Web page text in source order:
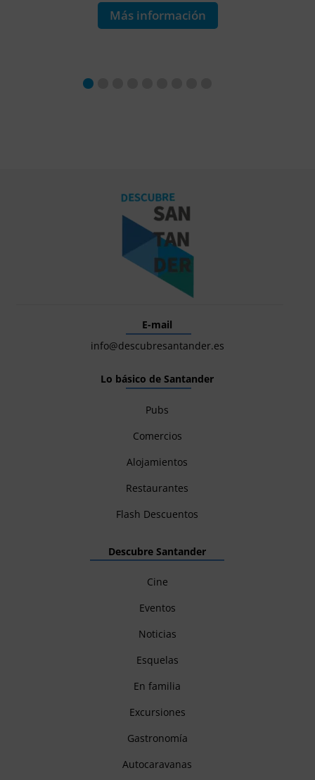
Más información
E-mail
info@descubresantander.es
Lo básico de Santander
Pubs
Comercios
Alojamientos
Restaurantes
Flash Descuentos
Descubre Santander
Cine
Eventos
Noticias
Esquelas
En familia
Excursiones
Gastronomía
Autocaravanas